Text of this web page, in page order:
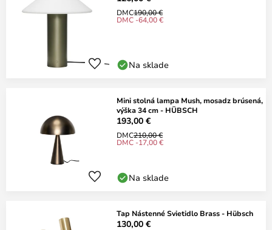
DMC190,00 €
DMC -64,00 €
Na sklade
Mini stolná lampa Mush, mosadz brúsená,
výška 34 cm - HÜBSCH
193,00 €
DMC210,00 €
DMC -17,00 €
Na sklade
Tap Nástenné Svietidlo Brass - Hübsch
130,00 €